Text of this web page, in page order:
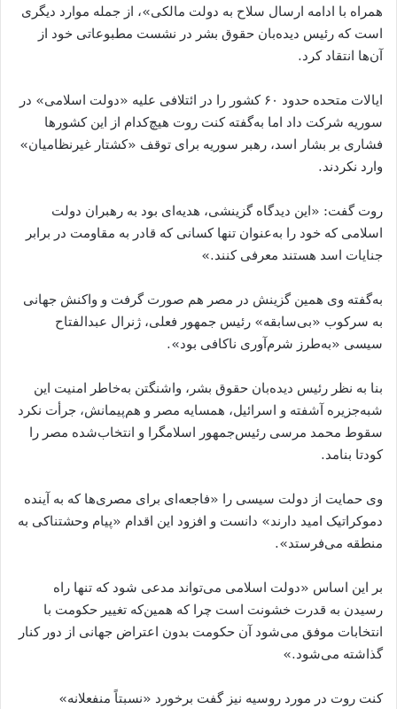
همراه با ادامه ارسال سلاح به دولت مالکی»، از جمله موارد دیگری
است که رئیس دیده‌بان حقوق بشر در نشست مطبوعاتی خود از
آن‌ها انتقاد کرد.
ایالات متحده حدود ۶۰ کشور را در ائتلافی علیه «دولت اسلامی» در
سوریه شرکت داد اما به‌گفته کنت روت هیچ‌کدام از این کشورها
فشاری بر بشار اسد، رهبر سوریه برای توقف «کشتار غیرنظامیان»
وارد نکردند.
روت گفت: «این دیدگاه گزینشی، هدیه‌ای بود به رهبران دولت
اسلامی که خود را به‌عنوان تنها کسانی که قادر به مقاومت در برابر
جنایات اسد هستند معرفی کنند.»
به‌گفته وی همین گزینش در مصر هم صورت گرفت و واکنش جهانی
به سرکوب «بی‌سابقه» رئیس جمهور فعلی، ژنرال عبدالفتاح
سیسی «به‌طرز شرم‌آوری ناکافی بود».
بنا به نظر رئیس دیده‌بان حقوق بشر، واشنگتن به‌خاطر امنیت این
شبه‌جزیره آشفته و اسرائیل، همسایه مصر و هم‌پیمانش، جرأت نکرد
سقوط محمد مرسی رئیس‌جمهور اسلامگرا و انتخاب‌شده مصر را
کودتا بنامد.
وی حمایت از دولت سیسی را «فاجعه‌ای برای مصری‌ها که به آینده
دموکراتیک امید دارند» دانست و افزود این اقدام «پیام وحشتناکی به
منطقه می‌فرستد».
بر این اساس «دولت اسلامی می‌تواند مدعی شود که تنها راه
رسیدن به قدرت خشونت است چرا که همین‌که تغییر حکومت با
انتخابات موفق می‌شود آن حکومت بدون اعتراض جهانی از دور کنار
گذاشته می‌شود.»
کنت روت در مورد روسیه نیز گفت برخورد «نسبتاً منفعلانه»